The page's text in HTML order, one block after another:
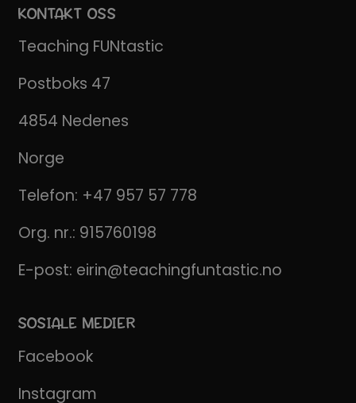
KONTAKT OSS
Teaching FUNtastic
Postboks 47
4854 Nedenes
Norge
Telefon: +47 957 57 778
Org. nr.: 915760198
E-post: eirin@teachingfuntastic.no
SOSIALE MEDIER
Facebook
Instagram